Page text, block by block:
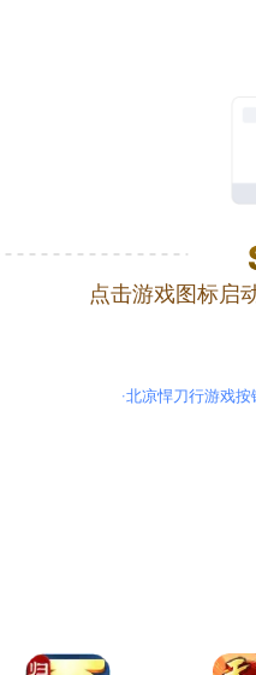
点击游戏图标启
·北凉悍刀行游戏按
大话西游：归来